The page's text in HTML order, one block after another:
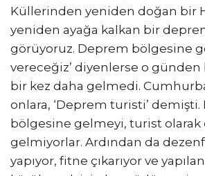
Küllerinden yeniden doğan bir
yeniden ayağa kalkan bir
görüyoruz. Deprem bölgesine
vereceğiz’ diyenlerse o
bir kez daha gelmedi.
onlara, ‘Deprem turisti’ demişti.
bölgesine gelmeyi, turist olarak
gelmiyorlar. Ardından da
yapıyor, fitne çıkarıyor ve